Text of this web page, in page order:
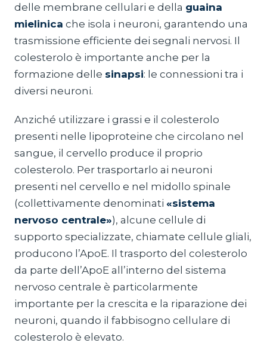
delle membrane cellulari e della guaina
mielinica che isola i neuroni, garantendo una
trasmissione efficiente dei segnali nervosi. Il
colesterolo è importante anche per la
formazione delle sinapsi: le connessioni tra i
diversi neuroni.
Anziché utilizzare i grassi e il colesterolo
presenti nelle lipoproteine che circolano nel
sangue, il cervello produce il proprio
colesterolo. Per trasportarlo ai neuroni
presenti nel cervello e nel midollo spinale
(collettivamente denominati «sistema
nervoso centrale»), alcune cellule di
supporto specializzate, chiamate cellule gliali,
producono l’ApoE. Il trasporto del colesterolo
da parte dell’ApoE all’interno del sistema
nervoso centrale è particolarmente
importante per la crescita e la riparazione dei
neuroni, quando il fabbisogno cellulare di
colesterolo è elevato.